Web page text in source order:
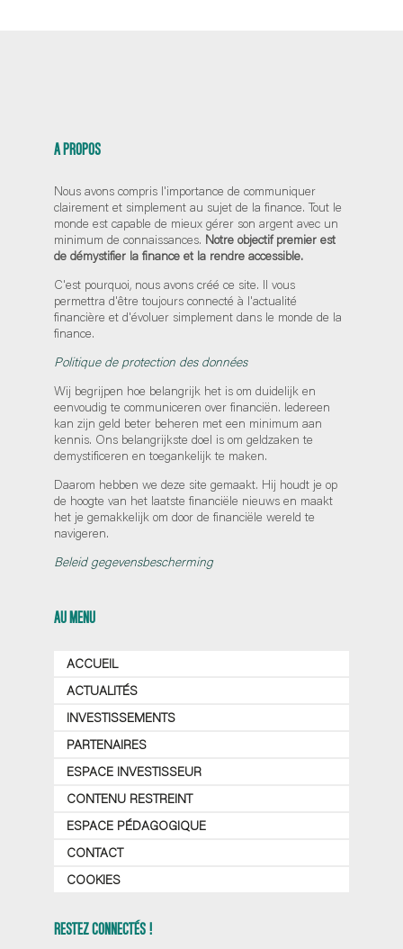
A PROPOS
Nous avons compris l'importance de communiquer
clairement et simplement au sujet de la finance. Tout le
monde est capable de mieux gérer son argent avec un
minimum de connaissances. Notre objectif premier est
de démystifier la finance et la rendre accessible.
C'est pourquoi, nous avons créé ce site. Il vous
permettra d'être toujours connecté à l'actualité
financière et d'évoluer simplement dans le monde de la
finance.
Politique de protection des données
Wij begrijpen hoe belangrijk het is om duidelijk en
eenvoudig te communiceren over financiën. Iedereen
kan zijn geld beter beheren met een minimum aan
kennis. Ons belangrijkste doel is om geldzaken te
demystificeren en toegankelijk te maken.
Daarom hebben we deze site gemaakt. Hij houdt je op
de hoogte van het laatste financiële nieuws en maakt
het je gemakkelijk om door de financiële wereld te
navigeren.
Beleid gegevensbescherming
AU MENU
ACCUEIL
ACTUALITÉS
INVESTISSEMENTS
PARTENAIRES
ESPACE INVESTISSEUR
CONTENU RESTREINT
ESPACE PÉDAGOGIQUE
CONTACT
COOKIES
RESTEZ CONNECTÉS !